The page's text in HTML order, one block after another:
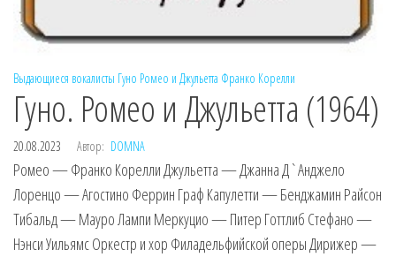
Выдающиеся вокалисты Гуно Ромео и Джульетта Франко Корелли
Гуно. Ромео и Джульетта (1964)
20.08.2023 Автор: DOMNA
Ромео — Франко Корелли Джульетта — Джанна Д`Анджело
Лоренцо — Агостино Феррин Граф Капулетти — Бенджамин Райсон
Тибальд — Мауро Лампи Меркуцио — Питер Готтлиб Стефано —
Нэнси Уильямс Оркестр и хор Филадельфийской оперы Дирижер —